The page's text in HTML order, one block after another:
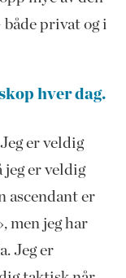
privat og i
hver dag.
er veldig
jeg er veldig
ascendant er
men jeg har
Jeg er